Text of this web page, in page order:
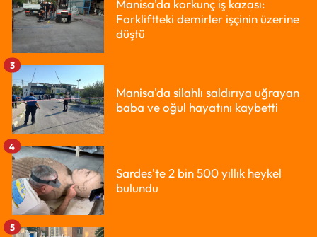
Manisa'da korkunç iş kazası:
Forkliftteki demirler işçinin üzerine
düştü
Manisa'da silahlı saldırıya uğrayan
baba ve oğul hayatını kaybetti
3
Sardes'te 2 bin 500 yıllık heykel
bulundu
4
5